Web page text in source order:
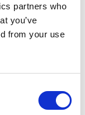
partners who
you’ve
from your use
FINESSI